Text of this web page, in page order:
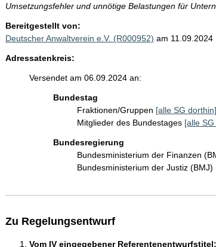
Umsetzungsfehler und unnötige Belastungen für
Bereitgestellt von:
Deutscher Anwaltverein e.V. (R000952) am 11.09.2024
Adressatenkreis:
Versendet am 06.09.2024 an:
Bundestag
Fraktionen/Gruppen [alle SG dorthin]
Mitglieder des Bundestages [alle
Bundesregierung
Bundesministerium der Finanzen
Bundesministerium der Justiz (BMJ)
Zu Regelungsentwurf
Vom IV eingegebener Referentenentwurfstitel: